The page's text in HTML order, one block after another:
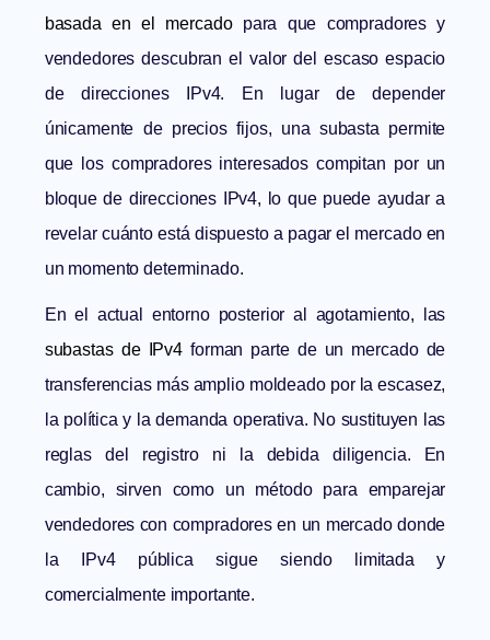
basada en el mercadopara que compradores y
vendedores descubran el valor del escaso espacio
de direcciones IPv4. En lugar de depender
únicamente de precios fijos, una subasta permite
que los compradores interesados compitan por un
bloque de direcciones IPv4, lo que puede ayudar a
revelar cuánto está dispuesto a pagar el mercado en
un momento determinado.
En el actual entorno posterior al agotamiento, las
subastas de IPv4forman parte de un mercado de
transferencias más amplio moldeado por la escasez,
la política y la demanda operativa. No sustituyen las
reglas del registro ni la debida diligencia. En
cambio, sirven como un método para emparejar
vendedores con compradores en un mercado donde
la IPv4 pública sigue siendo limitada y
comercialmente importante.